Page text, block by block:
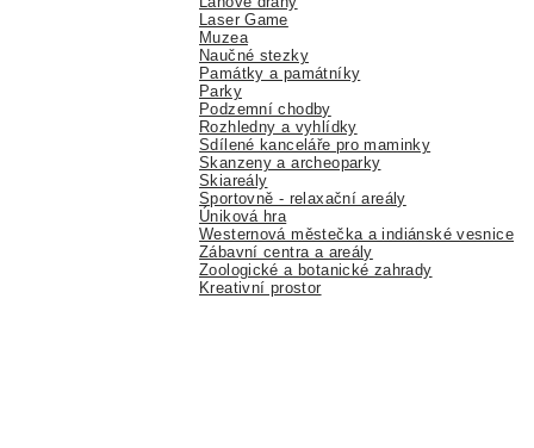
Laser Game
Muzea
Naučné stezky
Památky a památníky
Parky
Podzemní chodby
Rozhledny a vyhlídky
Sdílené kanceláře pro maminky
Skanzeny a archeoparky
Skiareály
Sportovně - relaxační areály
Úniková hra
Westernová městečka a indiánské vesnice
Zábavní centra a areály
Zoologické a botanické zahrady
Kreativní prostor